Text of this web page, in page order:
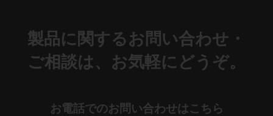
製品に関するお問い合わせ・
ご相談は、お気軽にどうぞ。
お電話でのお問い合わせはこちら